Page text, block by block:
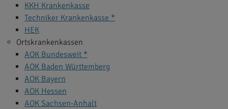
KKH Krankenkasse
Techniker Krankenkasse *
HEK
Ortskrankenkassen
AOK Bundesweit *
AOK Baden Württemberg
AOK Bayern
AOK Hessen
AOK Sachsen-Anhalt